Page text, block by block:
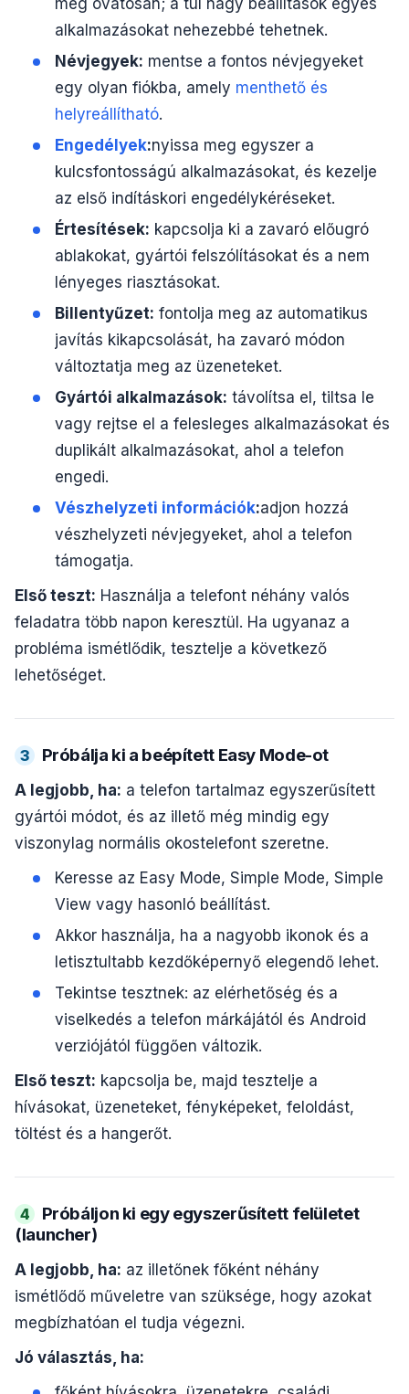
alkalmazásokat nehezebbé tehetnek.
Névjegyek: mentse a fontos névjegyeket
egy olyan fiókba, amely menthető és
helyreállítható.
Engedélyek:nyissa meg egyszer a
kulcsfontosságú alkalmazásokat, és kezelje
az első indításkori engedélykéréseket.
Értesítések: kapcsolja ki a zavaró előugró
ablakokat, gyártói felszólításokat és a nem
lényeges riasztásokat.
Billentyűzet: fontolja meg az automatikus
javítás kikapcsolását, ha zavaró módon
változtatja meg az üzeneteket.
Gyártói alkalmazások: távolítsa el, tiltsa le
vagy rejtse el a felesleges alkalmazásokat és
duplikált alkalmazásokat, ahol a telefon
engedi.
Vészhelyzeti információk:adjon hozzá
vészhelyzeti névjegyeket, ahol a telefon
támogatja.
Első teszt: Használja a telefont néhány valós
feladatra több napon keresztül. Ha ugyanaz a
probléma ismétlődik, tesztelje a következő
lehetőséget.
3 Próbálja ki a beépített Easy Mode-ot
A legjobb, ha: a telefon tartalmaz egyszerűsített
gyártói módot, és az illető még mindig egy
viszonylag normális okostelefont szeretne.
Keresse az Easy Mode, Simple Mode, Simple
View vagy hasonló beállítást.
Akkor használja, ha a nagyobb ikonok és a
letisztultabb kezdőképernyő elegendő lehet.
Tekintse tesztnek: az elérhetőség és a
viselkedés a telefon márkájától és Android
verziójától függően változik.
Első teszt: kapcsolja be, majd tesztelje a
hívásokat, üzeneteket, fényképeket, feloldást,
töltést és a hangerőt.
4
Próbáljon ki egy egyszerűsített felületet
(launcher)
A legjobb, ha: az illetőnek főként néhány
ismétlődő műveletre van szüksége, hogy azokat
megbízhatóan el tudja végezni.
Jó választás, ha: